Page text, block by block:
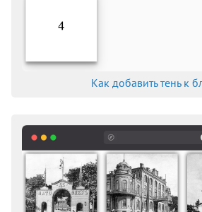
Как добавить тень к